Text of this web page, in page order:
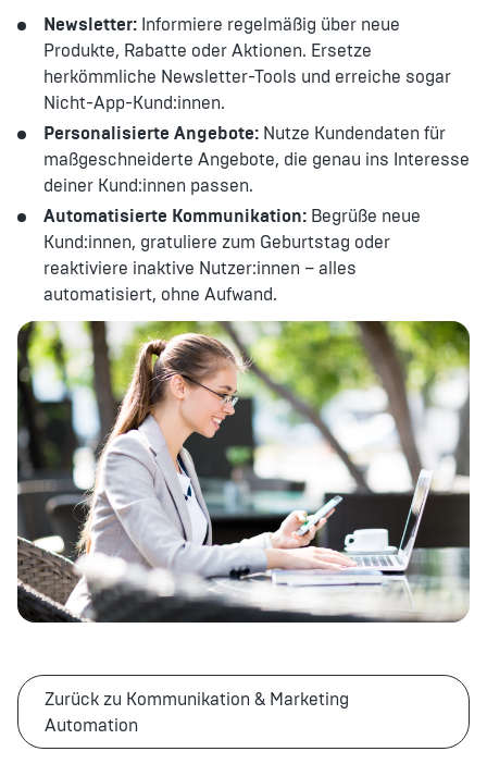
Newsletter: Informiere regelmäßig über neue
Produkte, Rabatte oder Aktionen. Ersetze
herkömmliche Newsletter-Tools und erreiche sogar
Nicht-App-Kund:innen.
Personalisierte Angebote: Nutze Kundendaten für
maßgeschneiderte Angebote, die genau ins Interesse
deiner Kund:innen passen.
Automatisierte Kommunikation: Begrüße neue
Kund:innen, gratuliere zum Geburtstag oder
reaktiviere inaktive Nutzer:innen – alles
automatisiert, ohne Aufwand.
Zurück zu Kommunikation & Marketing
Automation